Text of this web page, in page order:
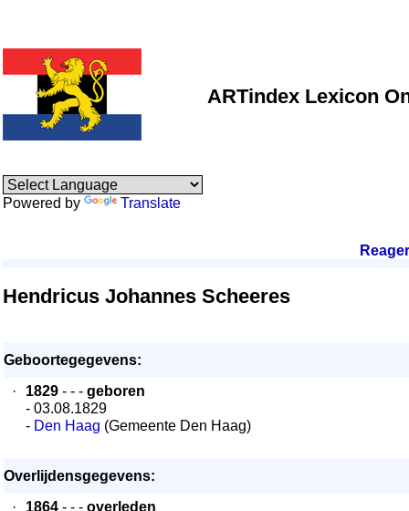
ARTindex Lexicon
Powered by Translate
Hendricus Johannes Scheeres
Geboortegegevens:
·
1829 - - - geboren
- 03.08.1829
- Den Haag (Gemeente Den Haag)
Overlijdensgegevens:
·
1864 - - - overleden